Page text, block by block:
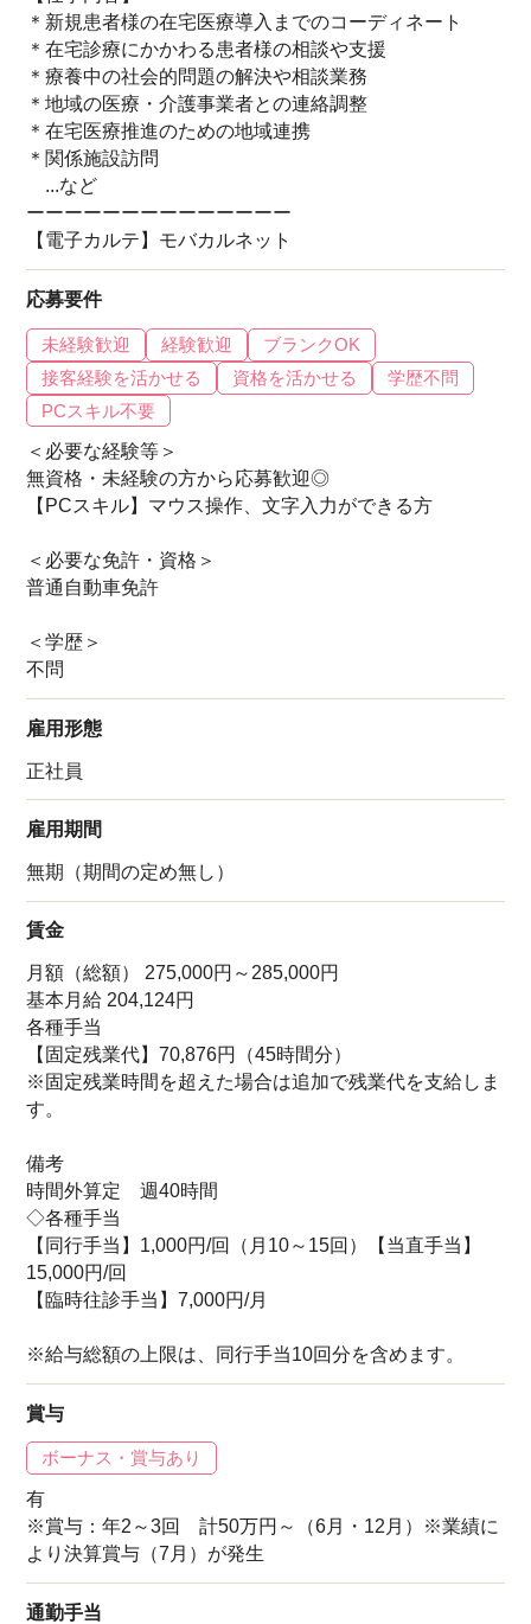
＊新規患者様の在宅医療導入までのコーディネート
＊在宅診療にかかわる患者様の相談や支援
＊療養中の社会的問題の解決や相談業務
＊地域の医療・介護事業者との連絡調整
＊在宅医療推進のための地域連携
＊関係施設訪問
...など
ーーーーーーーーーーーーーー
【電子カルテ】モバカルネット
応募要件
未経験歓迎 経験歓迎
ブランクOK
接客経験を活かせる
資格を活かせる
学歴不問
PCスキル不要
＜必要な経験等＞
無資格・未経験の方から応募歓迎◎
【PCスキル】マウス操作、文字入力ができる方
＜必要な免許・資格＞
普通自動車免許
＜学歴＞
不問
雇用形態
正社員
雇用期間
無期（期間の定め無し）
賃金
月額（総額） 275,000円～285,000円
基本月給 204,124円
各種手当
【固定残業代】70,876円（45時間分）
※固定残業時間を超えた場合は追加で残業代を支給しま
す。
備考
時間外算定 週40時間
◇各種手当
【同行手当】1,000円/回（月10～15回）【当直手当】
15,000円/回
【臨時往診手当】7,000円/月
※給与総額の上限は、同行手当10回分を含めます。
賞与
ボーナス・賞与あり
有
※賞与：年2～3回 計50万円～（6月・12月）※業績に
より決算賞与（7月）が発生
通勤手当